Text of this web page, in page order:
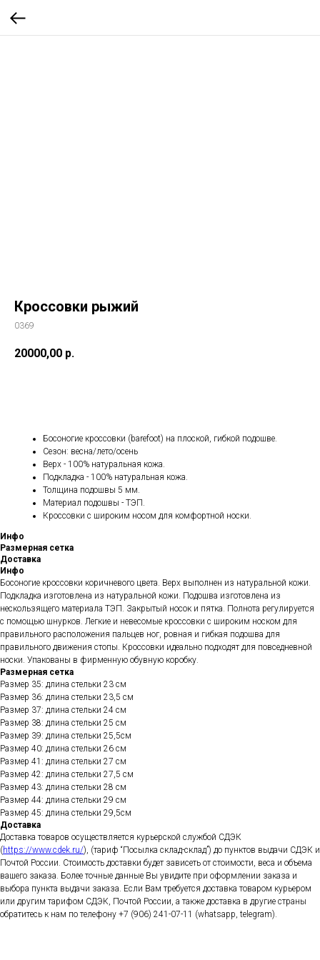
Кроссовки рыжий
0369
20000,00 р.
Босоногие кроссовки (barefoot) на плоской, гибкой подошве.
Сезон: весна/лето/осень
Верх - 100% натуральная кожа.
Подкладка - 100% натуральная кожа.
Толщина подошвы 5 мм.
Материал подошвы - ТЭП.
Кроссовки с широким носом для комфортной носки.
Инфо
Размерная сетка
Доставка
Инфо
Босоногие кроссовки коричневого цвета. Верх выполнен из натуральной кожи.
Подкладка изготовлена из натуральной кожи. Подошва изготовлена из
нескользящего материала ТЭП. Закрытый носок и пятка. Полнота регулируется
с помощью шнурков. Легкие и невесомые кроссовки с широким носком для
правильного расположения пальцев ног, ровная и гибкая подошва для
правильного движения стопы. Кроссовки идеально подходят для повседневной
носки. Упакованы в фирменную обувную коробку.
Размерная сетка
Размер 35: длина стельки 23 см
Размер 36: длина стельки 23,5 см
Размер 37: длина стельки 24 см
Размер 38: длина стельки 25 см
Размер 39: длина стельки 25,5см
Размер 40: длина стельки 26 см
Размер 41: длина стельки 27 см
Размер 42: длина стельки 27,5 см
Размер 43: длина стельки 28 см
Размер 44: длина стельки 29 см
Размер 45: длина стельки 29,5см
Доставка
Доставка товаров осуществляется курьерской службой СДЭК
(https://www.cdek.ru/), (тариф “Посылка склад-склад”) до пунктов выдачи СДЭК и
Почтой России. Стоимость доставки будет зависеть от стоимости, веса и объема
вашего заказа. Более точные данные Вы увидите при оформлении заказа и
выбора пункта выдачи заказа. Если Вам требуется доставка товаром курьером
или другим тарифом СДЭК, Почтой России, а также доставка в другие страны
обратитесь к нам по телефону +7 (906) 241-07-11 (whatsapp, telegram).